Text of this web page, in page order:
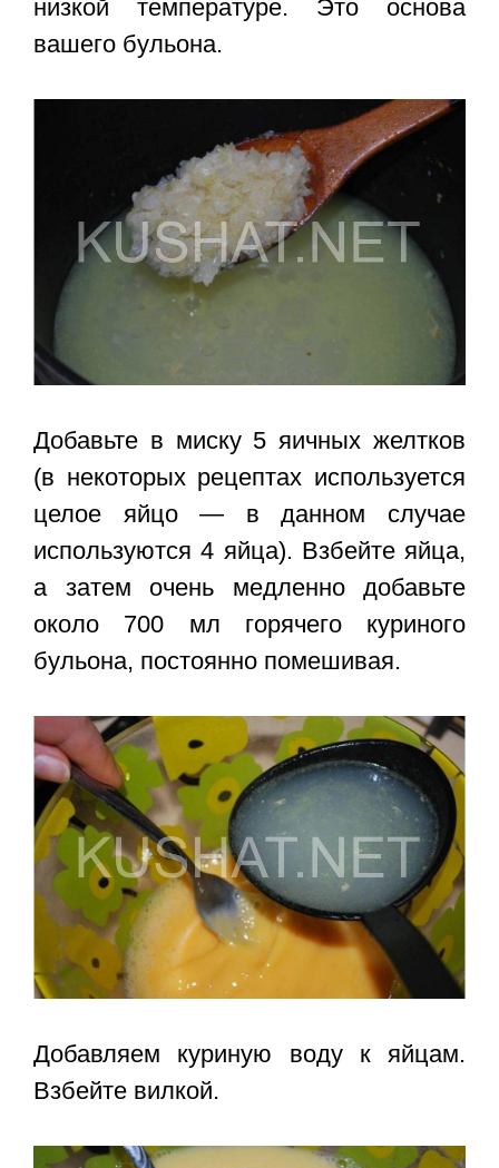
низкой температуре. Это основа
вашего бульона.
Добавьте в миску 5 яичных желтков
(в некоторых рецептах используется
целое яйцо — в данном случае
используются 4 яйца). Взбейте яйца,
а затем очень медленно добавьте
около 700 мл горячего куриного
бульона, постоянно помешивая.
Добавляем куриную воду к яйцам.
Взбейте вилкой.